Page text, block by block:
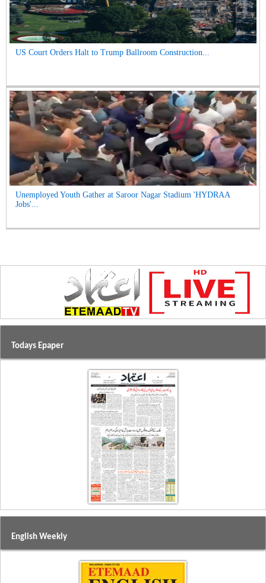
US Court Orders Halt to Trump Ballroom Construction...
Unemployed Youth Gather at Saroor Nagar Stadium 'HYDRAA
Jobs'...
Todays Epaper
English Weekly